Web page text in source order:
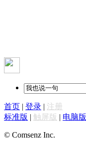
首页 | 登录 | 注册
标准版 | 触屏版 | 电脑版
© Comsenz Inc.